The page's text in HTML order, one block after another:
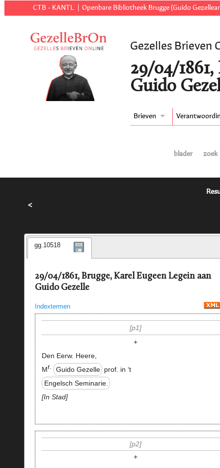
CTB - KANTL Openbare Bibliotheek Brugge (Guido
Gezelles Brieven
29/04/
Guido
Brieven
blader zoek
<
gg.10518
29/04/1861, Brugge, Karel Eugeen Legein aan
Guido Gezelle
Indextermen
p1
+
Den Eerw. Heere,
Mr. Guido Gezelle prof. in ‘t
Engelsch Seminarie.
In Stad
p2
+